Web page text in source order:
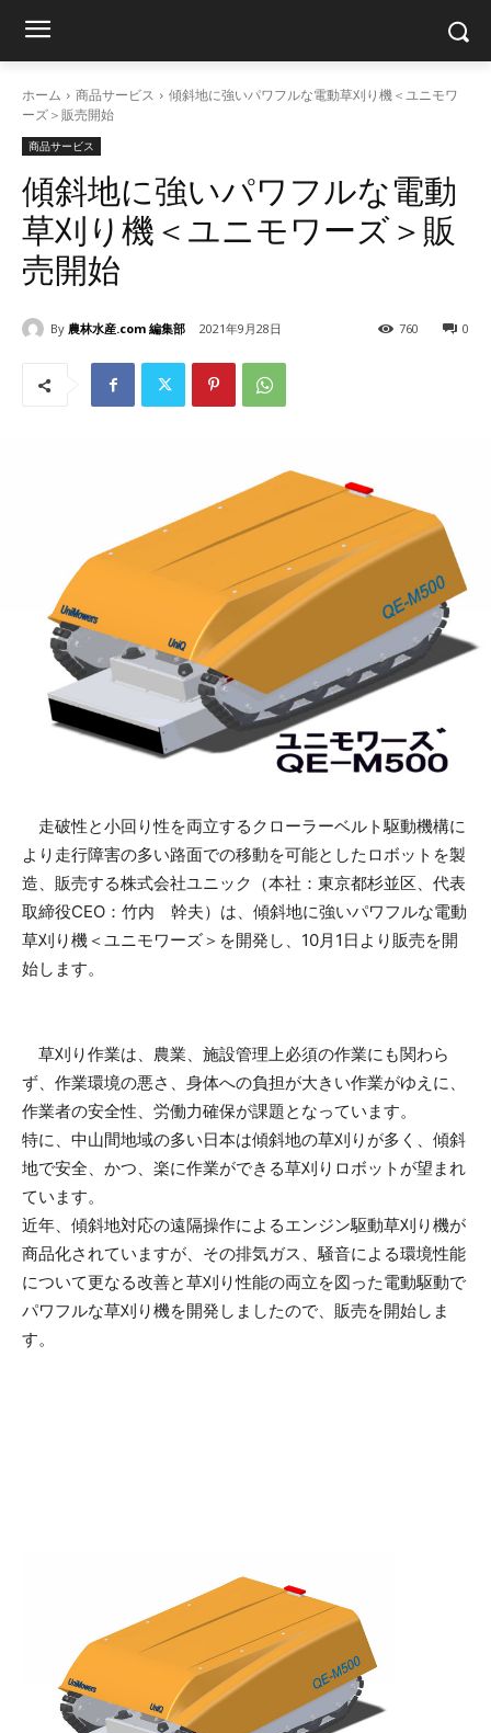
ホーム 商品サービス
傾斜地に強いパワフルな電動草刈り機＜ユニモワ
ーズ＞販売開始
商品サービス
傾斜地に強いパワフルな電動
草刈り機＜ユニモワーズ＞販
売開始
By 農林水産.com 編集部 2021年9月28日 0
760
走破性と小回り性を両立するクローラーベルト駆動機構に
より走行障害の多い路面での移動を可能としたロボットを製
造、販売する株式会社ユニック（本社：東京都杉並区、代表
取締役CEO：竹内 幹夫）は、傾斜地に強いパワフルな電動
草刈り機＜ユニモワーズ＞を開発し、10月1日より販売を開
始します。
草刈り作業は、農業、施設管理上必須の作業にも関わら
ず、作業環境の悪さ、身体への負担が大きい作業がゆえに、
作業者の安全性、労働力確保が課題となっています。
特に、中山間地域の多い日本は傾斜地の草刈りが多く、傾斜
地で安全、かつ、楽に作業ができる草刈りロボットが望まれ
ています。
近年、傾斜地対応の遠隔操作によるエンジン駆動草刈り機が
商品化されていますが、その排気ガス、騒音による環境性能
について更なる改善と草刈り性能の両立を図った電動駆動で
パワフルな草刈り機を開発しましたので、販売を開始しま
す。